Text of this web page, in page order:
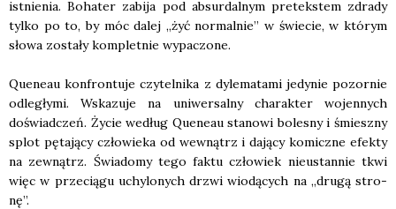
ist­nie­nia. Boha­ter zabi­ja pod absur­dal­nym pre­tek­stem zdra­dy
tyl­ko po to, by móc dalej „żyć nor­mal­nie” w świe­cie, w któ­rym
sło­wa zosta­ły kom­plet­nie wypa­czo­ne.
Quene­au kon­fron­tu­je czy­tel­ni­ka z dyle­ma­ta­mi jedy­nie pozor­nie
odle­gły­mi. Wska­zu­je na uni­wer­sal­ny cha­rak­ter wojen­nych
doświad­czeń. Życie według Quene­au sta­no­wi bole­sny i śmiesz­ny
splot pęta­ją­cy czło­wie­ka od wewnątrz i dają­cy komicz­ne efek­ty
na zewnątrz. Świa­do­my tego fak­tu czło­wiek nie­ustan­nie tkwi
więc w prze­cią­gu uchy­lo­nych drzwi wio­dą­cych na „dru­gą stro­
nę”.